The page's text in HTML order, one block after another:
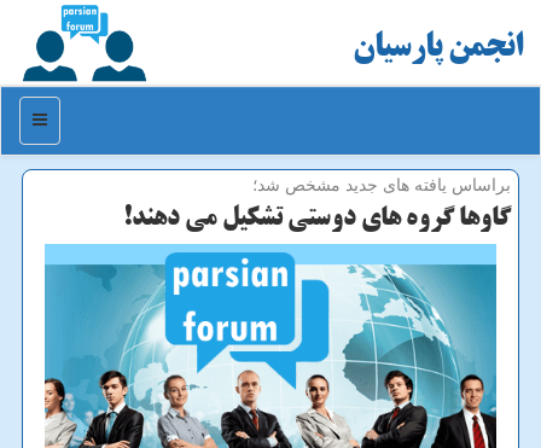
انجمن پارسیان
منو
براساس یافته های جدید مشخص شد؛
گاوها گروه های دوستی تشكیل می دهند!